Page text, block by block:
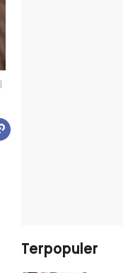
Terpopuler